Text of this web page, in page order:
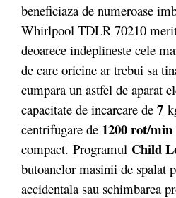
beneficiaza de numeroase
Whirlpool TDLR 70210
deoarece indeplineste cele
de care oricine ar trebui sa
cumpara un astfel de aparat
capacitate de incarcare de 7
centrifugare de 1200 rot/min
compact. Programul Child
butoanelor masinii de spalat
accidentala sau schimbarea